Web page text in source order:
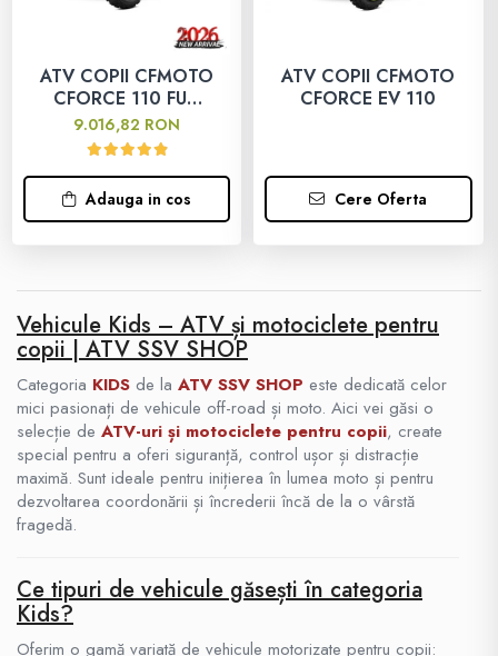
ATV COPII CFMOTO
CFORCE 110 FUN
ALBASTRU 2026
9.016,82 RON
Adauga in cos
ATV COPII CFMOTO
CFORCE EV 110
Cere Oferta
Vehicule Kids – ATV și motociclete pentru
copii | ATV SSV SHOP
Categoria KIDS de la ATV SSV SHOP este dedicată celor
mici pasionați de vehicule off-road și moto. Aici vei găsi o
selecție de ATV-uri și motociclete pentru copii, create
special pentru a oferi siguranță, control ușor și distracție
maximă. Sunt ideale pentru inițierea în lumea moto și pentru
dezvoltarea coordonării și încrederii încă de la o vârstă
fragedă.
Ce tipuri de vehicule găsești în categoria
Kids?
Oferim o gamă variată de vehicule motorizate pentru copii: